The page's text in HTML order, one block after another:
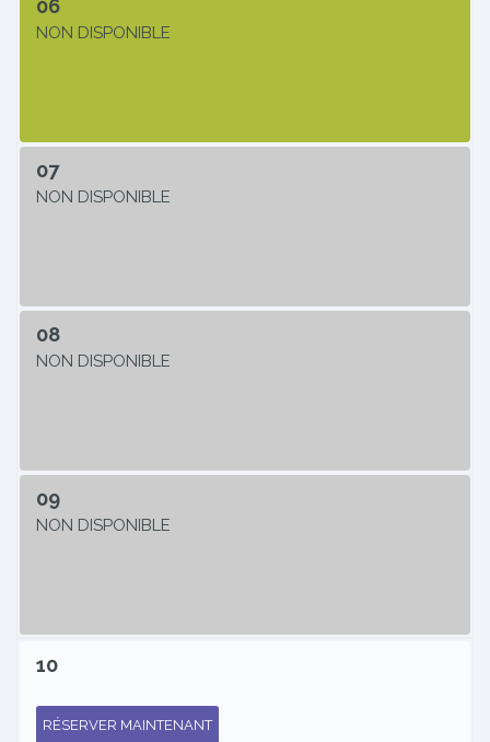
06
NON DISPONIBLE
07
NON DISPONIBLE
08
NON DISPONIBLE
09
NON DISPONIBLE
10
RÉSERVER MAINTENANT